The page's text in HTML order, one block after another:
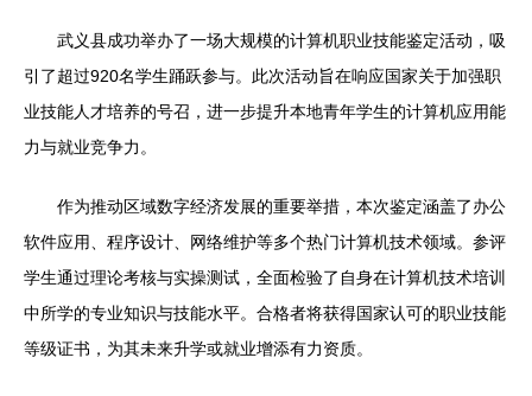
武义县成功举办了一场大规模的计算机职业技能鉴定活动，吸
引了超过920名学生踊跃参与。此次活动旨在响应国家关于加强职
业技能人才培养的号召，进一步提升本地青年学生的计算机应用能
力与就业竞争力。
作为推动区域数字经济发展的重要举措，本次鉴定涵盖了办公
软件应用、程序设计、网络维护等多个热门计算机技术领域。参评
学生通过理论考核与实操测试，全面检验了自身在计算机技术培训
中所学的专业知识与技能水平。合格者将获得国家认可的职业技能
等级证书，为其未来升学或就业增添有力资质。